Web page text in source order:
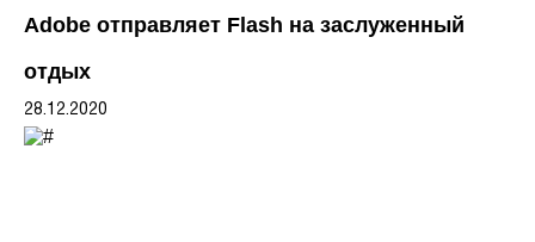
Adobe отправляет Flash на заслуженный
отдых
28.12.2020